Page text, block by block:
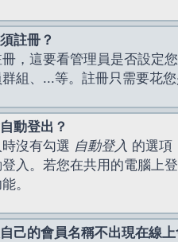
註冊？
，這要看管理員是否設定
組、...等。註冊只需要花
動登出？
沒有勾選 自動登入 的選項
入。若您在共用的電腦上
。
己的會員名稱不出現在線